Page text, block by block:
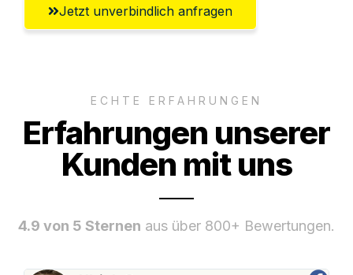
Jetzt unverbindlich anfragen
ECHTE ERFAHRUNGEN
Erfahrungen unserer
Kunden mit uns
4.9 von 5 Sternen aus über 800+ Bewertungen.